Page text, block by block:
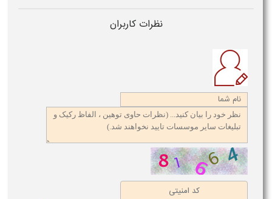
نظرات کاربران